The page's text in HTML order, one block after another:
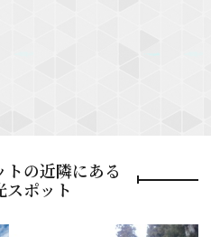
トの近隣にある
スポット